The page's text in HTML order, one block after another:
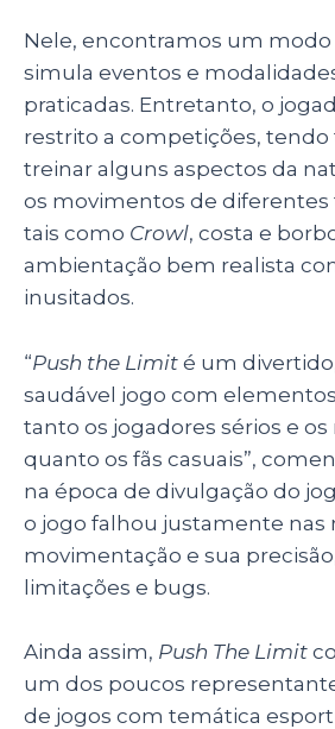
Nele, encontramos um modo
simula eventos e
praticadas. Entretanto, o
restrito a competições,
treinar alguns aspectos da
os movimentos de diferentes
tais como Crowl, costa e
ambientação bem realista
inusitados.
“Push the Limit é um
saudável jogo com
tanto os jogadores sérios e os
quanto os fãs casuais”,
na época de divulgação do
o jogo falhou justamente nas
movimentação e sua
limitações e bugs.
Ainda assim, Push The Limit
um dos poucos
de jogos com temática